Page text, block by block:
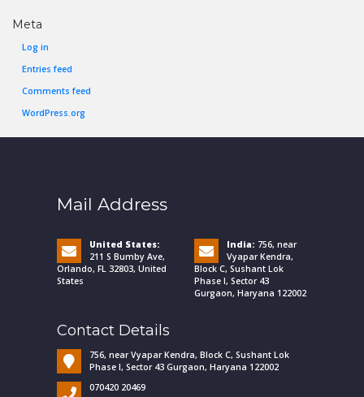
Meta
Log in
Entries feed
Comments feed
WordPress.org
Mail Address
United States:
211 S Bumby Ave,
Orlando, FL 32803, United
States
India: 756, near
Vyapar Kendra,
Block C, Sushant Lok
Phase I, Sector 43
Gurgaon, Haryana 122002
Contact Details
756, near Vyapar Kendra, Block C, Sushant Lok
Phase I, Sector 43 Gurgaon, Haryana 122002
070420 20469